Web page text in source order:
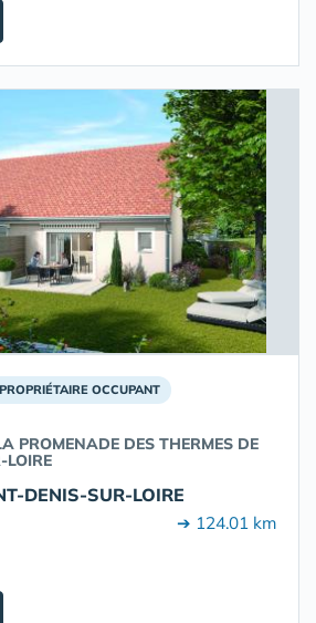
PROPRIÉTAIRE OCCUPANT
PROMENADE DES THERMES DE
LOIRE
DENIS-SUR-LOIRE
➔ 124.01 km